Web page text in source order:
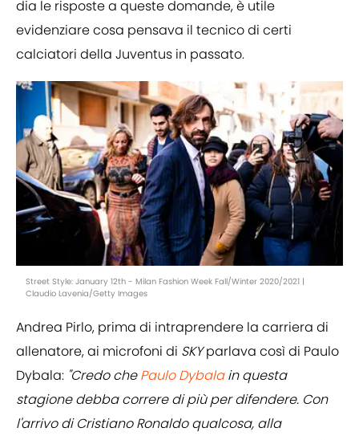
dia le risposte a queste domande, è utile
evidenziare cosa pensava il tecnico di certi
calciatori della Juventus in passato.
Street Style: January 12th - Milan Fashion Week Fall/Winter 2020/2021 |
Claudio Lavenia/Getty Images
Andrea Pirlo, prima di intraprendere la carriera di
allenatore, ai microfoni di SKYparlava così di Paulo
Dybala: "Credo chePaulo Dybalain questa
stagione debba correre di più per difendere. Con
l'arrivo di Cristiano Ronaldo qualcosa, alla